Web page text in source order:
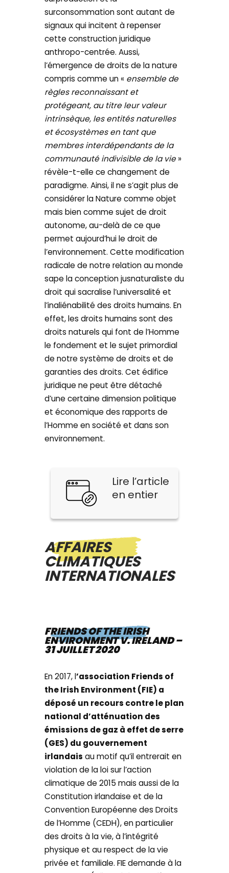
surconsommation sont autant de
signaux qui incitent à repenser
cette construction juridique
anthropo-centrée. Aussi,
l’émergence de droits de la nature
compris comme un « ensemble de
règles reconnaissant et
protégeant, au titre leur valeur
intrinsèque, les entités naturelles
et écosystèmes en tant que
membres interdépendants de la
communauté indivisible de la vie»
révèle-t-elle ce changement de
paradigme. Ainsi, il ne s’agit plus de
considérer la Nature comme objet
mais bien comme sujet de droit
autonome, au-delà de ce que
permet aujourd’hui le droit de
l’environnement. Cette modification
radicale de notre relation au monde
sape la conception jusnaturaliste du
droit qui sacralise l’universalité et
l’inaliénabilité des droits humains. En
effet, les droits humains sont des
droits naturels qui font de l’Homme
le fondement et le sujet primordial
de notre système de droits et de
garanties des droits. Cet édifice
juridique ne peut être détaché
d’une certaine dimension politique
et économique des rapports de
l’Homme en société et dans son
environnement.
Lire l’article
en entier
AFFAIRES
CLIMATIQUES
INTERNATIONALES
FRIENDS OF THE IRISH
ENVIRONMENT V. IRELAND –
31 JUILLET 2020
En 2017, l’association Friends of
the Irish Environment (FIE) a
déposé un recours contre le plan
national d’atténuation des
émissions de gaz à effet de serre
(GES) du gouvernement
irlandais au motif qu’il entrerait en
violation de la loi sur l’action
climatique de 2015 mais aussi de la
Constitution irlandaise et de la
Convention Européenne des Droits
de l’Homme (CEDH), en particulier
des droits à la vie, à l’intégrité
physique et au respect de la vie
privée et familiale. FIE demande à la